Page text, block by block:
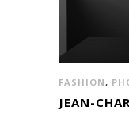
FASHION,
JEAN-